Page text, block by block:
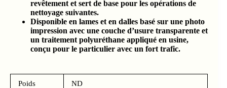
revêtement et sert de base pour les opérations de
nettoyage suivantes.
Disponible en lames et en dalles basé sur une photo
impression avec une couche d’usure transparente et
un traitement polyuréthane appliqué en usine,
conçu pour le particulier avec un fort trafic.
Poids ND